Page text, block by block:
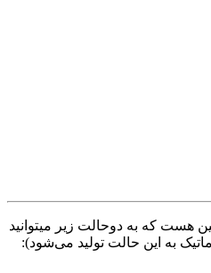
هست که به دوحالت زیر میتوانید
به این حالت تولید می‌شود):